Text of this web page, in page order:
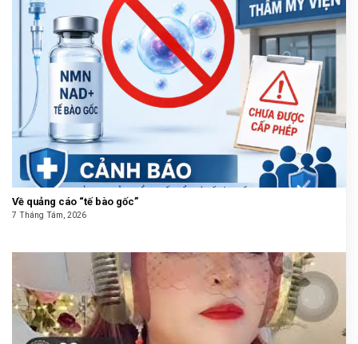
Về quảng cáo “tế bào gốc”
7 Tháng Tám, 2026